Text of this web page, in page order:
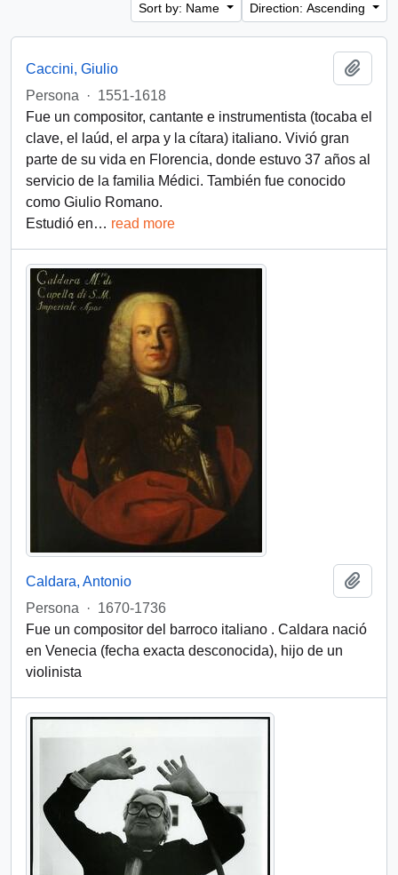
Sort by: Name Direction: Ascending
Caccini, Giulio
Persona
· 1551-1618
Fue un compositor, cantante e instrumentista (tocaba el
clave, el laúd, el arpa y la cítara) italiano. Vivió gran
parte de su vida en Florencia, donde estuvo 37 años al
servicio de la familia Médici. También fue conocido
como Giulio Romano.
Estudió en… read more
Caldara, Antonio
Persona
· 1670-1736
Fue un compositor del barroco italiano . Caldara nació
en Venecia (fecha exacta desconocida), hijo de un
violinista